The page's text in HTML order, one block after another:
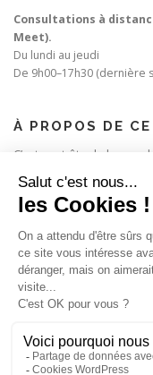
Consultations à
Meet).
Du lundi au jeudi
De 9h00–17h30 (dernière
À PROPOS DE
C’est peut-être le bon
Rechercher :